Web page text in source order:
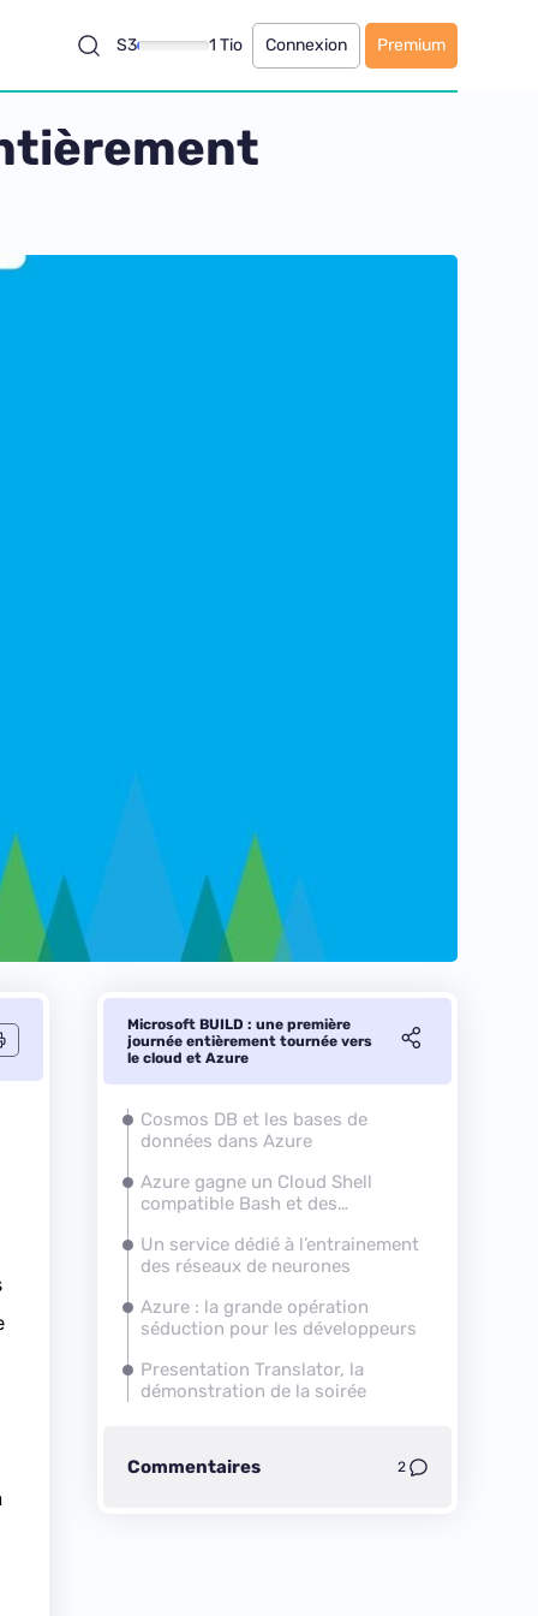
S3 1 Tio Connexion Premium
Microsoft BUILD : une première
journée entièrement tournée vers
le cloud et Azure
Cosmos DB et les bases de
données dans Azure
Azure gagne un Cloud Shell
compatible Bash et des
Un service dédié à l’entrainement
des réseaux de neurones
Azure : la grande opération
séduction pour les développeurs
Presentation Translator, la
démonstration de la soirée
Commentaires 2